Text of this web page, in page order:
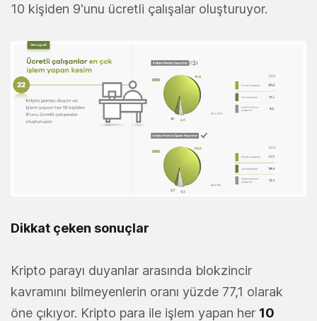
10 kişiden 9'unu ücretli çalışalar oluşturuyor.
Dikkat çeken sonuçlar
Kripto parayı duyanlar arasında blokzincir
kavramını bilmeyenlerin oranı yüzde 77,1 olarak
öne çıkıyor. Kripto para ile işlem yapan her 10